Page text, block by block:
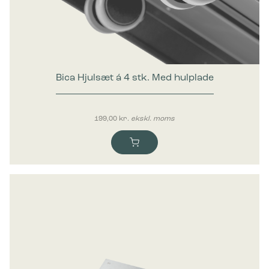
Marketing cookies bruges til at spore brugere på tværs af
websites. Hensigten er at vise annoncer, der er relevante og
engagerende for den enkelte bruger, og dermed mere
værdifulde for udgivere og tredjeparts-annoncører.
Bica Hjulsæt á 4 stk. Med hulplade
199,00 kr. ekskl. moms